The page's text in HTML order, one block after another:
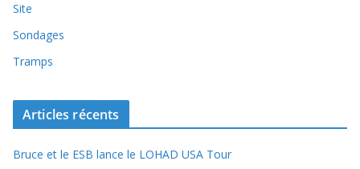
Site
Sondages
Tramps
Articles récents
Bruce et le ESB lance le LOHAD USA Tour